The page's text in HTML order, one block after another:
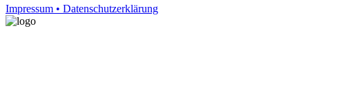
Impressum • Datenschutzerklärung